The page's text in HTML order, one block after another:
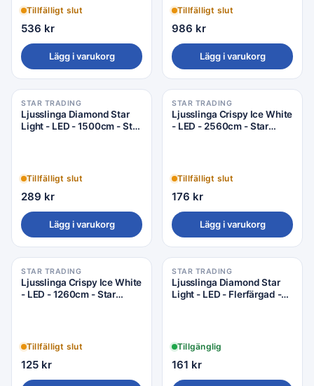
Tillfälligt slut
536 kr
Lägg i varukorg
Tillfälligt slut
986 kr
Lägg i varukorg
STAR TRADING
Ljusslinga Diamond Star
Light - LED - 1500cm - Star
Tillfälligt slut
289 kr
Lägg i varukorg
STAR TRADING
Ljusslinga Crispy Ice White
- LED - 2560cm - Star
Tillfälligt slut
176 kr
Lägg i varukorg
STAR TRADING
Ljusslinga Crispy Ice White
- LED - 1260cm - Star
Tillfälligt slut
125 kr
STAR TRADING
Ljusslinga Diamond Star
Light - LED - Flerfärgad -
Tillgänglig
161 kr